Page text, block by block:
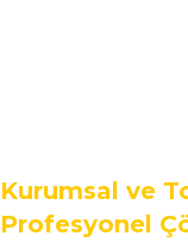
Kurumsal ve
Profesyonel